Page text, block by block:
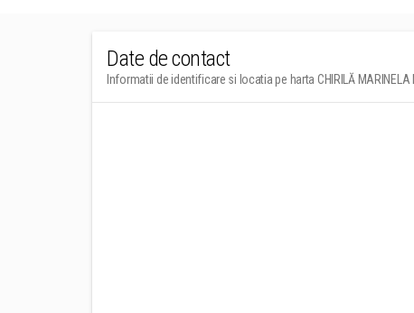
Date de contact
Informatii de identificare si locatia pe harta CHIRILĂ MARINELA